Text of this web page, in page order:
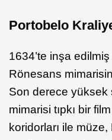
Portobelo
1634’te inşa
Rönesans
Son derece yüksek
mimarisi tıpkı bir
koridorları ile